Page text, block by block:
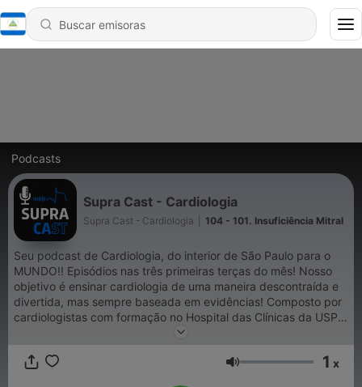
Podcasts
Supra Cast - Cardiologia
Supra Cast - Cardiologia 104 - 101. Insuficiência Mitral
Seu podcast de Cardiologia, do interior de São Paulo para o
MUNDO!! Episódios nas três primeiras terças do mês! Nosso
objetivo é ensinar cardiologia de uma maneira descontraída e
divertida, mas sempre baseada em evidências! Composto por
cardiologistas com formação no Hospital das Clínicas da USP
Volumen 1 x